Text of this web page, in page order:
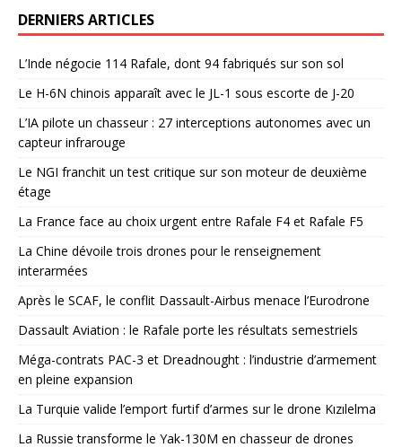
DERNIERS ARTICLES
L’Inde négocie 114 Rafale, dont 94 fabriqués sur son sol
Le H-6N chinois apparaît avec le JL-1 sous escorte de J-20
L’IA pilote un chasseur : 27 interceptions autonomes avec un
capteur infrarouge
Le NGI franchit un test critique sur son moteur de deuxième
étage
La France face au choix urgent entre Rafale F4 et Rafale F5
La Chine dévoile trois drones pour le renseignement
interarmées
Après le SCAF, le conflit Dassault-Airbus menace l’Eurodrone
Dassault Aviation : le Rafale porte les résultats semestriels
Méga-contrats PAC-3 et Dreadnought : l’industrie d’armement
en pleine expansion
La Turquie valide l’emport furtif d’armes sur le drone Kızılelma
La Russie transforme le Yak-130M en chasseur de drones